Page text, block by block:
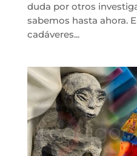
duda por otros
sabemos hasta ahora.
cadáveres...